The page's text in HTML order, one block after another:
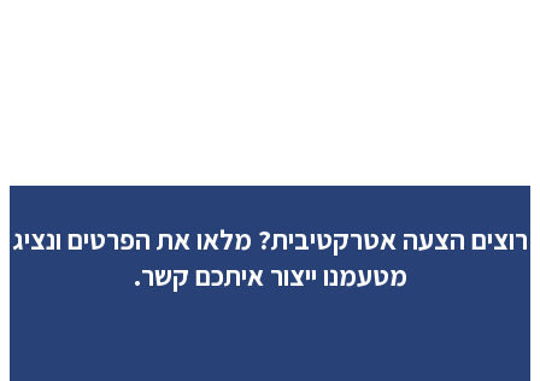
רוצים הצעה אטרקטיבית? מלאו את הפרטים ונציג
מטעמנו ייצור איתכם קשר.